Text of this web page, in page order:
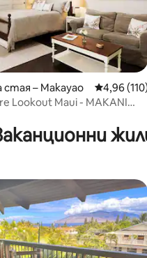
5, 159 отзива
– Макауао Средна
4,96
Lookout Maui - MAKANI